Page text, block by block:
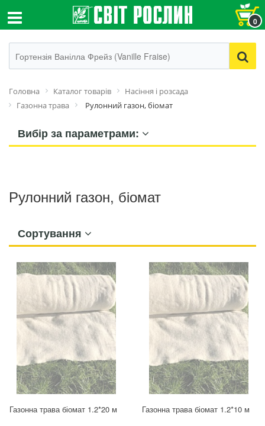
0
Головна Каталог товарів
Насіння і розсада
Газонна трава
Рулонний газон, біомат
Вибір за параметрами:
Рулонний газон, біомат
Сортування
Газонна трава біомат 1.2*20 м Газонна трава біомат 1.2*10 м